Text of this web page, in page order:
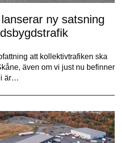
ny satsning
att kollektivtrafiken ska
även om vi just nu befinner
är…